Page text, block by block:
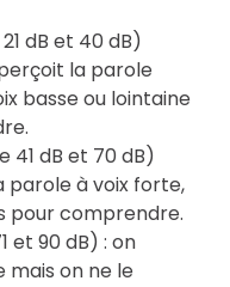
dB et 40 dB)
la parole
basse ou lointaine
dB et 70 dB)
parole à voix forte,
pour comprendre.
et 90 dB) : on
mais on ne le